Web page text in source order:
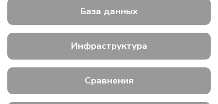
База данных
Инфраструктура
Сравнения